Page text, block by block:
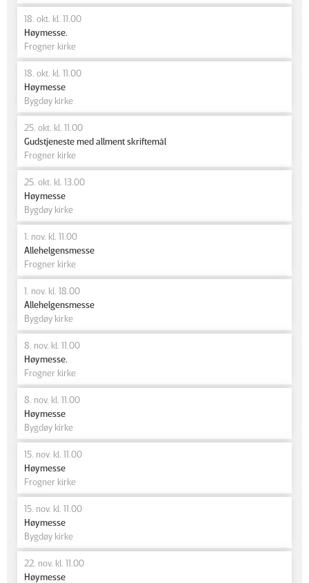
18. okt. kl. 11.00
Høymesse.
Frogner kirke
18. okt. kl. 11.00
Høymesse
Bygdøy kirke
25. okt. kl. 11.00
Gudstjeneste med allment skriftemål
Frogner kirke
25. okt. kl. 13.00
Høymesse
Bygdøy kirke
1. nov. kl. 11.00
Allehelgensmesse
Frogner kirke
1. nov. kl. 18.00
Allehelgensmesse
Bygdøy kirke
8. nov. kl. 11.00
Høymesse.
Frogner kirke
8. nov. kl. 11.00
Høymesse
Bygdøy kirke
15. nov. kl. 11.00
Høymesse
Frogner kirke
15. nov. kl. 11.00
Høymesse
Bygdøy kirke
22. nov. kl. 11.00
Høymesse